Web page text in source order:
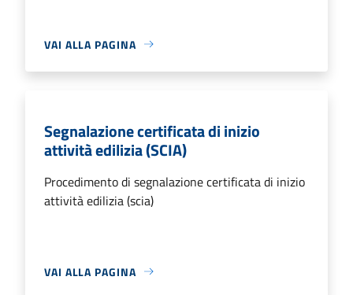
VAI ALLA PAGINA
Segnalazione certificata di inizio
attività edilizia (SCIA)
Procedimento di segnalazione certificata di inizio
attività edilizia (scia)
VAI ALLA PAGINA